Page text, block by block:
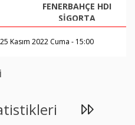
FENERBAHÇE HDI
SİGORTA
25 Kasım 2022 Cuma - 15:00